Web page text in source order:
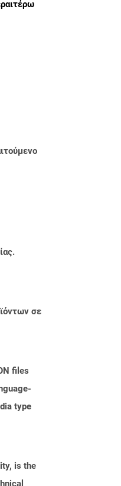
σε
files
type
is the